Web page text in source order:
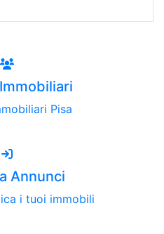
Pisa
Annunci
i tuoi immobili